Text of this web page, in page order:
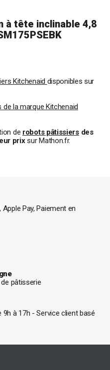
à tête inclinable 4,8
Kitchenaid disponibles sur
la marque Kitchenaid
de robots pâtissiersdes
prixsur Mathon.fr.
Pay, Paiement en
pâtisserie
9h à 17h - Service client basé